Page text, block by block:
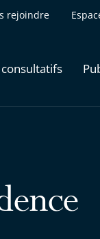
rejoindre